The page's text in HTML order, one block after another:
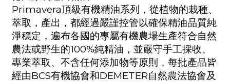
Primavera頂級有機精油系列，從植物的栽種、
萃取，產出，都經過嚴謹控管以確保精油品質純
淨穩定，遍布各國的專屬有機農場生產符合自然
農法或野生的100%純精油，並嚴守手工採收、
專業萃取、不含任何添加物等原則，每批產品皆
經由BCS有機協會和DEMETER自然農法協會及